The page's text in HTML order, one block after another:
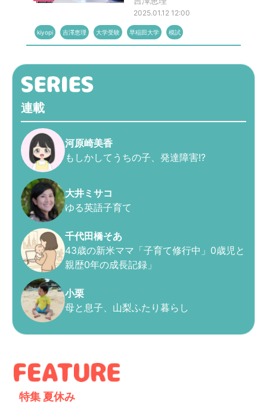
2025.01.12 12:00
kiyopi 吉澤恵理 大学受験 早稲田大学 模試
連載
河原崎美香
もしかしてうちの子、発達障害!?
大井ミサコ
ゆる英語子育て
千代田橋そあ
43歳の新米ママ「子育て修行中」0歳児と
親歴0年の成長記録」
小栗
母と息子、山梨ふたり暮らし
特集 夏休み